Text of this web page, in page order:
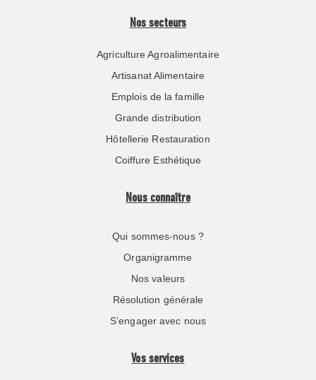
Nos secteurs
Agriculture Agroalimentaire
Artisanat Alimentaire
Emplois de la famille
Grande distribution
Hôtellerie Restauration
Coiffure Esthétique
Nous connaître
Qui sommes-nous ?
Organigramme
Nos valeurs
Résolution générale
S’engager avec nous
Vos services